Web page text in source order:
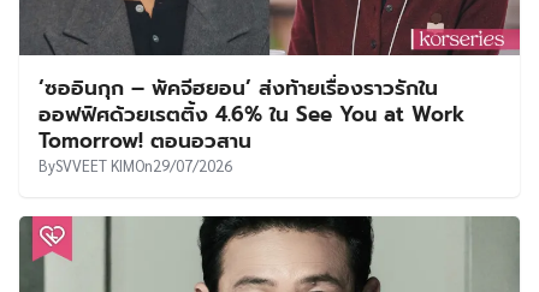
‘ซออินกุก – พัคจีฮยอน’ ส่งท้ายเรื่องราวรักใน
ออฟฟิศด้วยเรตติ้ง 4.6% ใน See You at Work
Tomorrow! ตอนอวสาน
BySVVEET KIMOn29/07/2026